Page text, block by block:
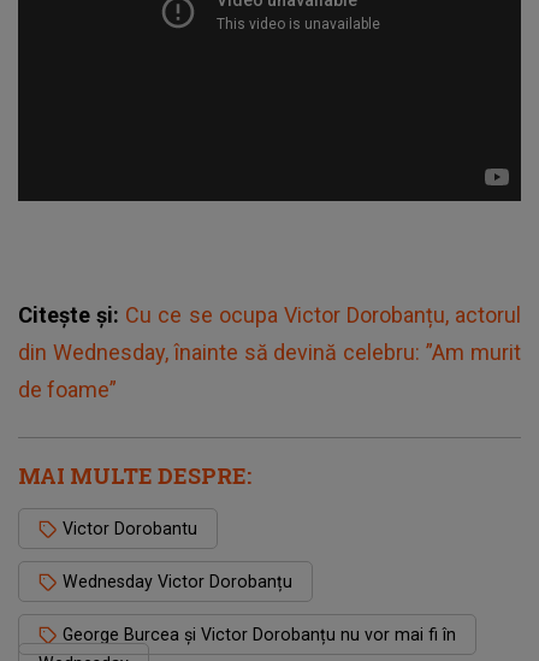
Citește și: Cu ce se ocupa Victor Dorobanțu, actorul
din Wednesday, înainte să devină celebru: ”Am murit
de foame”
MAI MULTE DESPRE:
Victor Dorobantu
Wednesday Victor Dorobanțu
George Burcea și Victor Dorobanțu nu vor mai fi în